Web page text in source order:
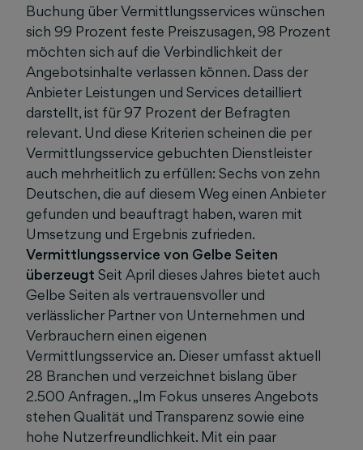
Buchung über Vermittlungsservices wünschen
sich 99 Prozent feste Preiszusagen, 98 Prozent
möchten sich auf die Verbindlichkeit der
Angebotsinhalte verlassen können. Dass der
Anbieter Leistungen und Services detailliert
darstellt, ist für 97 Prozent der Befragten
relevant. Und diese Kriterien scheinen die per
Vermittlungsservice gebuchten Dienstleister
auch mehrheitlich zu erfüllen: Sechs von zehn
Deutschen, die auf diesem Weg einen Anbieter
gefunden und beauftragt haben, waren mit
Umsetzung und Ergebnis zufrieden.
Vermittlungsservice von Gelbe Seiten
überzeugt Seit April dieses Jahres bietet auch
Gelbe Seiten als vertrauensvoller und
verlässlicher Partner von Unternehmen und
Verbrauchern einen eigenen
Vermittlungsservice an. Dieser umfasst aktuell
28 Branchen und verzeichnet bislang über
2.500 Anfragen. „Im Fokus unseres Angebots
stehen Qualität und Transparenz sowie eine
hohe Nutzerfreundlichkeit. Mit ein paar